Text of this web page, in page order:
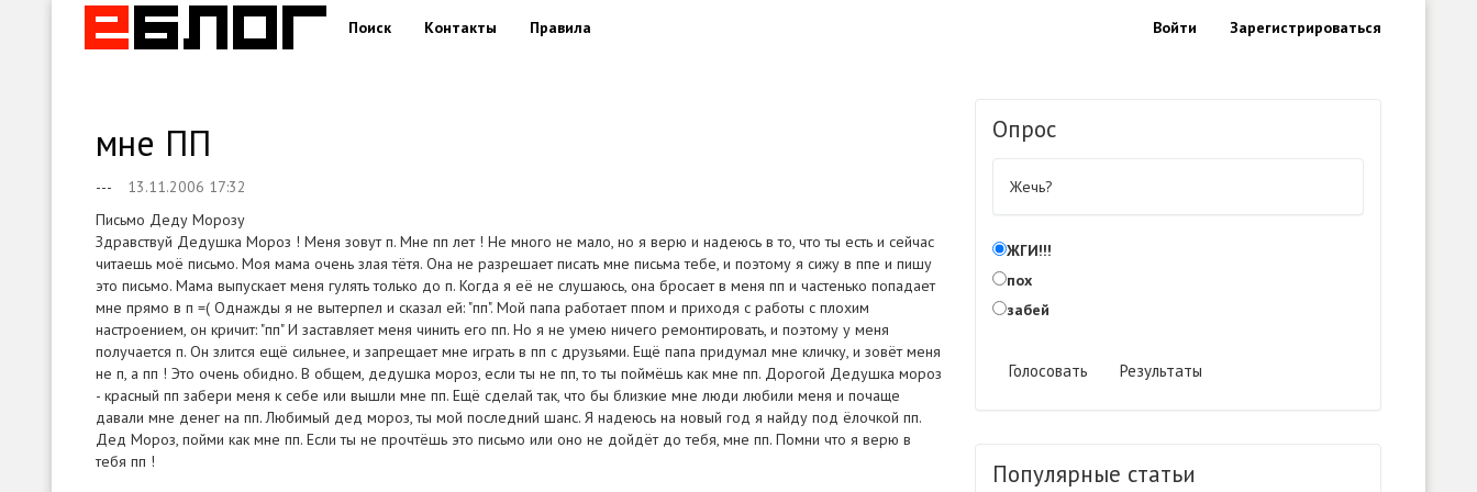
Поиск Контакты Правила Войти Зарегистрироваться
мне ПП
---
13.11.2006 17:32
Письмо Деду Морозу
Здравствуй Дедушка Мороз ! Меня зовут п. Мне пп лет ! Не много не мало, но я верю и надеюсь в то, что ты есть и сейчас
читаешь моё письмо. Моя мама очень злая тётя. Она не разрешает писать мне письма тебе, и поэтому я сижу в ппе и пишу
это письмо. Мама выпускает меня гулять только до п. Когда я её не слушаюсь, она бросает в меня пп и частенько попадает
мне прямо в п =( Однажды я не вытерпел и сказал ей: "пп". Мой папа работает ппом и приходя с работы с плохим
настроением, он кричит: "пп" И заставляет меня чинить его пп. Но я не умею ничего ремонтировать, и поэтому у меня
получается п. Он злится ещё сильнее, и запрещает мне играть в пп с друзьями. Ещё папа придумал мне кличку, и зовёт меня
не п, а пп ! Это очень обидно. В общем, дедушка мороз, если ты не пп, то ты поймёшь как мне пп. Дорогой Дедушка мороз
- красный пп забери меня к себе или вышли мне пп. Ещё сделай так, что бы близкие мне люди любили меня и почаще
давали мне денег на пп. Любимый дед мороз, ты мой последний шанс. Я надеюсь на новый год я найду под ёлочкой пп.
Дед Мороз, пойми как мне пп. Если ты не прочтёшь это письмо или оно не дойдёт до тебя, мне пп. Помни что я верю в
тебя пп !
Опрос
Жечь?
ЖГИ!!!
пох
забей
Голосовать Результаты
Популярные статьи